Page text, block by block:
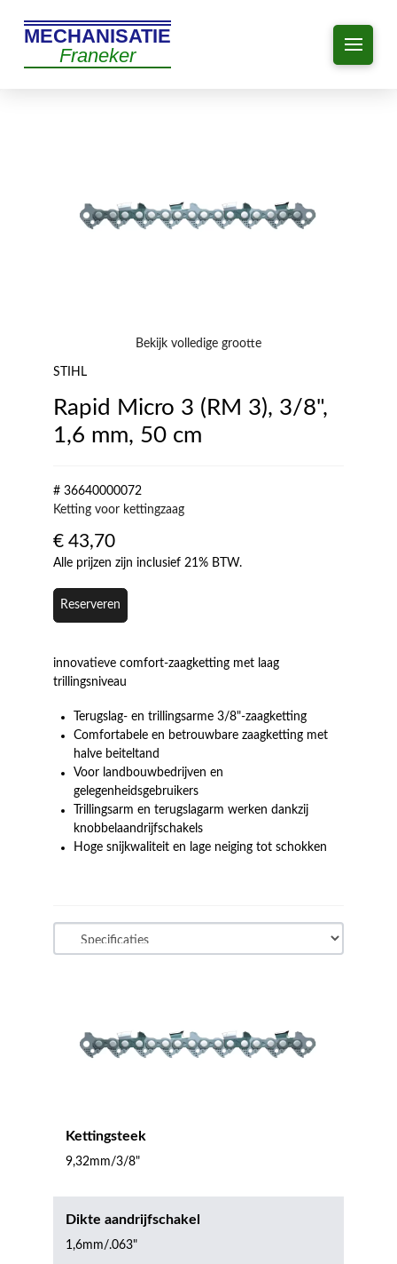
MECHANISATIE
Franeker
Bekijk volledige grootte
STIHL
Rapid Micro 3 (RM 3), 3/8",
1,6 mm, 50 cm
# 36640000072
Ketting voor kettingzaag
€ 43,70
Alle prijzen zijn inclusief 21% BTW.
Reserveren
innovatieve comfort-zaagketting met laag
trillingsniveau
Terugslag- en trillingsarme 3/8"-zaagketting
Comfortabele en betrouwbare zaagketting met
halve beiteltand
Voor landbouwbedrijven en
gelegenheidsgebruikers
Trillingsarm en terugslagarm werken dankzij
knobbelaandrijfschakels
Hoge snijkwaliteit en lage neiging tot schokken
Kettingsteek
9,32mm/3/8"
Dikte aandrijfschakel
1,6mm/.063"